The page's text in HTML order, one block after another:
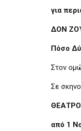
για
ΔΟΝ
Πόσο
Στον
Σε
από 1